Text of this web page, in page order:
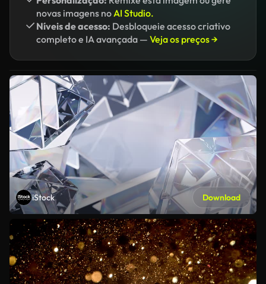
novas imagens noAI Studio.
Níveis de acesso: Desbloqueie acesso criativo
completo e IA avançada — Veja os preços →
iStock Download